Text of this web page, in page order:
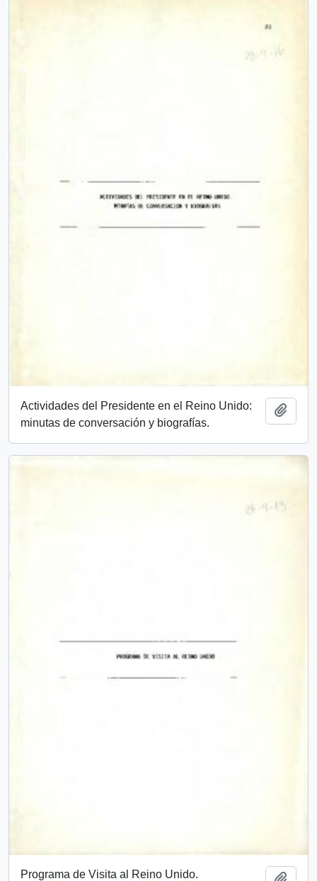
Actividades del Presidente en el Reino Unido:
minutas de conversación y biografías.
Programa de Visita al Reino Unido.